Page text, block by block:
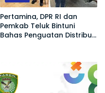
Pertamina, DPR RI dan
Pemkab Teluk Bintuni
Bahas Penguatan Distribusi